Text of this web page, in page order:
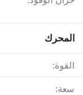
المحرك
القوة:
سعة: